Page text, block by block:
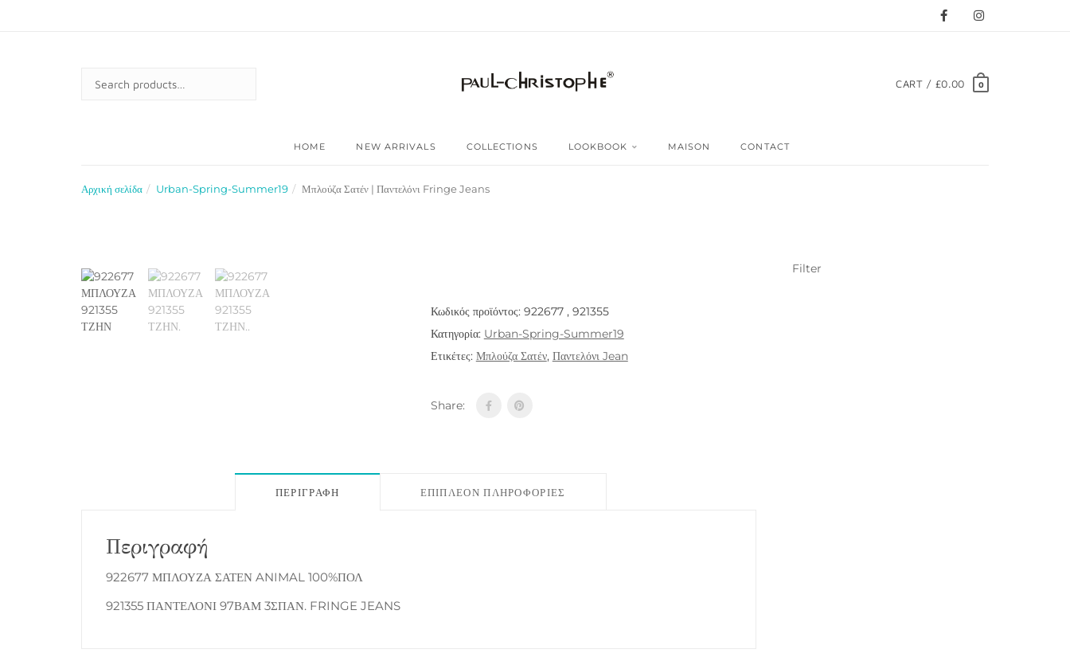
FOR:
0
CART / £0.00
HOME NEW ARRIVALS COLLECTIONS LOOKBOOK MAISON CONTACT
Αρχική σελίδα Urban-Spring-Summer19 Μπλούζα Σατέν | Παντελόνι Fringe Jeans
Κωδικός προϊόντος: 922677 , 921355
Κατηγορία: Urban-Spring-Summer19
Ετικέτες: Μπλούζα Σατέν, Παντελόνι Jean
Share:
ΠΕΡΙΓΡΑΦΉ ΕΠΙΠΛΈΟΝ ΠΛΗΡΟΦΟΡΊΕΣ
Περιγραφή
922677 ΜΠΛΟΥΖΑ ΣΑΤΕΝ ANIMAL 100%ΠΟΛ
921355 ΠΑΝΤΕΛΟΝΙ 97ΒΑΜ 3ΣΠΑΝ. FRINGE JEANS
Filter